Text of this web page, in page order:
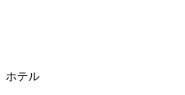
ホテル